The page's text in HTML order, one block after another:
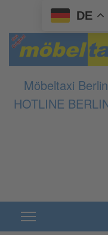
DE
Möbeltaxi
HOTLINE